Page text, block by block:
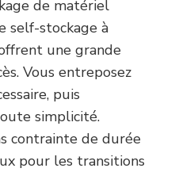
de matériel
self-stockage à
une grande
Vous entreposez
puis
simplicité.
contrainte de durée
pour les transitions